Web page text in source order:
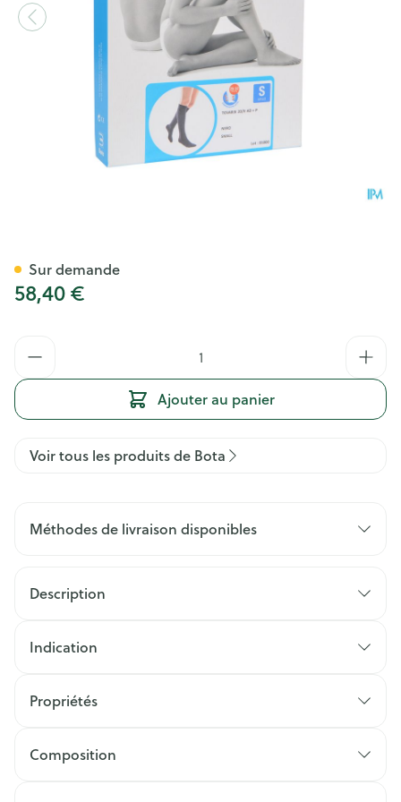
58,40 €
Ajouter au panier
Sur demande
Voir tous les produits de Bota
Méthodes de livraison disponibles
Description
Indication
Propriétés
Composition